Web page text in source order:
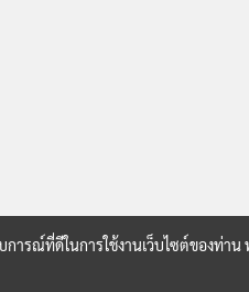
ารณ์ที่ดีในการใช้งานเว็บไซต์ของท่าน